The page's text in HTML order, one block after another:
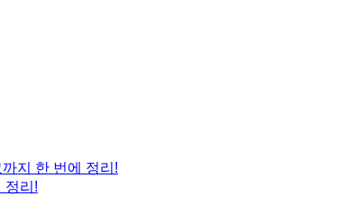
지 한 번에 정리!
정리!